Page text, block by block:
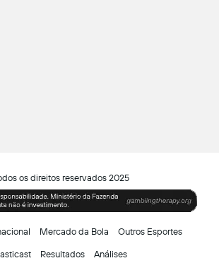
os direitos reservados 2025
Mercado da Bola Outros Esportes
Resultados Análises